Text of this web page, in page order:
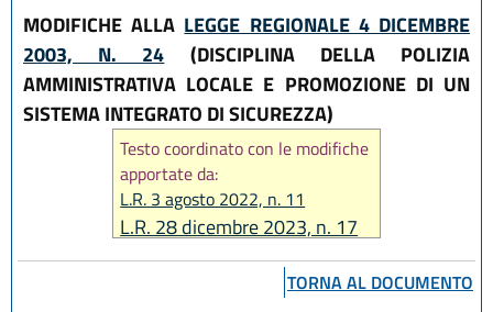
MODIFICHE ALLA LEGGE REGIONALE 4 DICEMBRE
2003, N. 24 (DISCIPLINA DELLA POLIZIA
AMMINISTRATIVA LOCALE E PROMOZIONE DI UN
SISTEMA INTEGRATO DI SICUREZZA)
Testo coordinato con le modifiche
apportate da:
L.R. 3 agosto 2022, n. 11
L.R. 28 dicembre 2023, n. 17
TORNA AL DOCUMENTO